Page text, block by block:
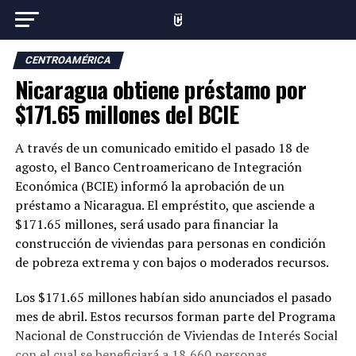
CENTROAMÉRICA
Nicaragua obtiene préstamo por
$171.65 millones del BCIE
A través de un comunicado emitido el pasado 18 de
agosto, el Banco Centroamericano de Integración
Económica (BCIE) informó la aprobación de un
préstamo a Nicaragua. El empréstito, que asciende a
$171.65 millones, será usado para financiar la
construcción de viviendas para personas en condición
de pobreza extrema y con bajos o moderados recursos.
Los $171.65 millones habían sido anunciados el pasado
mes de abril. Estos recursos forman parte del Programa
Nacional de Construcción de Viviendas de Interés Social